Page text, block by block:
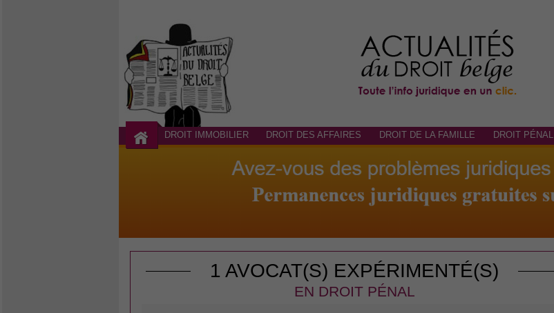
DROIT IMMOBILIER DROIT DES AFFAIRES DROIT DE LA FAMILLE DROIT PÉNAL
1 AVOCAT(S) EXPÉRIMENTÉ(S)
EN DROIT PÉNAL